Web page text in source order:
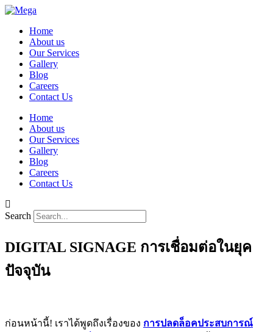
Home
About us
Our Services
Gallery
Blog
Careers
Contact Us
Home
About us
Our Services
Gallery
Blog
Careers
Contact Us
Search
DIGITAL SIGNAGE การเชื่อมต่อในยุค
ปัจจุบัน
ก่อนหน้านี้! เราได้พูดถึงเรื่องของ การปลดล็อคประสบการณ์